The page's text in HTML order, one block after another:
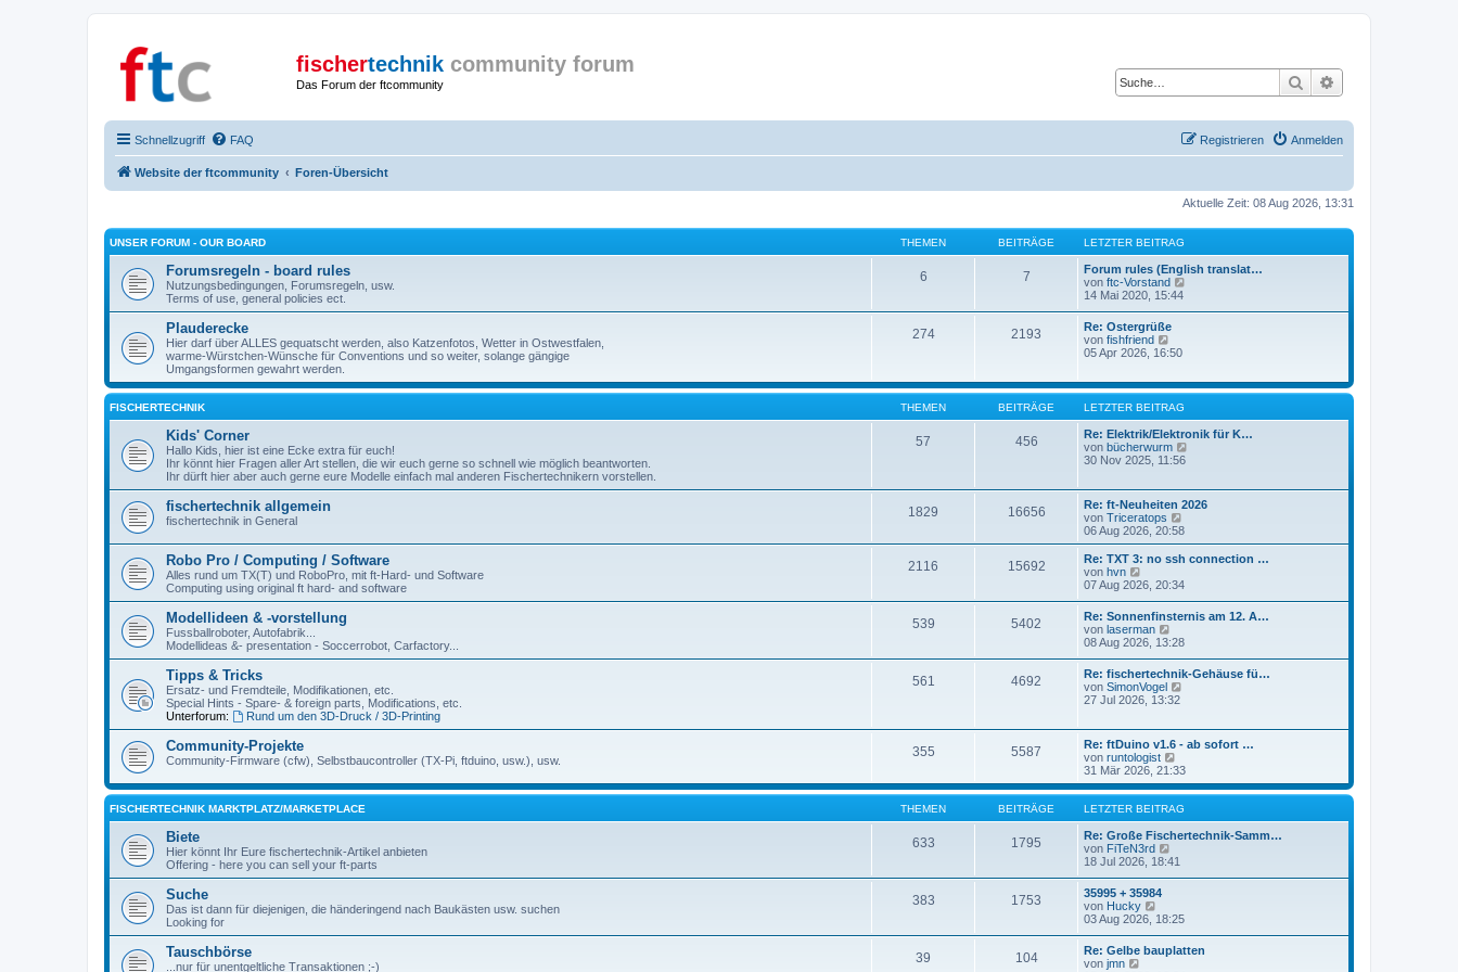
fischertechnik community forum
Das Forum der ftcommunity Suche
Schnellzugriff FAQ Anmelden
Registrieren
Website der ftcommunity Foren-Übersicht
Aktuelle Zeit: 08 Aug 2026, 13:31
UNSER FORUM - OUR BOARD THEMEN BEITRÄGE LETZTER BEITRAG
Forumsregeln - board rules
Nutzungsbedingungen, Forumsregeln, usw.
Terms of use, general policies ect.
6 7
Forum rules (English translat…
von ftc-Vorstand
B
e
t
r
a
14 Mai 2020, 15:44
Plauderecke
Hier darf über ALLES gequatscht werden, also Katzenfotos, Wetter in Ostwestfalen,
warme-Würstchen-Wünsche für Conventions und so weiter, solange gängige
Umgangsformen gewahrt werden.
274 2193
Re: Ostergrüße
von fishfriend
e
s
t
r
B
e
i
r
a
g
05 Apr 2026, 16:50
FISCHERTECHNIK THEMEN BEITRÄGE LETZTER BEITRAG
Kids' Corner
Hallo Kids, hier ist eine Ecke extra für euch!
Ihr könnt hier Fragen aller Art stellen, die wir euch gerne so schnell wie möglich beantworten.
Ihr dürft hier aber auch gerne eure Modelle einfach mal anderen Fischertechnikern vorstellen.
57 456
Re: Elektrik/Elektronik für K…
von bücherwurm
s
t
B
e
r
a
30 Nov 2025, 11:56
fischertechnik allgemein
fischertechnik in General
1829 16656
Re: ft-Neuheiten 2026
von Triceratops
e
u
e
t
r
B
i
t
r
06 Aug 2026, 20:58
Robo Pro / Computing / Software
Alles rund um TX(T) und RoboPro, mit ft-Hard- und Software
Computing using original ft hard- and software
2116 15692
Re: TXT 3: no ssh connection …
von hvn
e
s
t
e
r
B
e
i
r
a
g
07 Aug 2026, 20:34
Modellideen & -vorstellung
Fussballroboter, Autofabrik...
Modellideas &- presentation - Soccerrobot, Carfactory...
539 5402
Re: Sonnenfinsternis am 12. A…
von laserman
e
s
t
e
B
e
i
t
r
a
g
08 Aug 2026, 13:28
Tipps & Tricks
Ersatz- und Fremdteile, Modifikationen, etc.
Special Hints - Spare- & foreign parts, Modifications, etc.
Unterforum:
Rund um den 3D-Druck / 3D-Printing
561 4692
Re: fischertechnik-Gehäuse fü…
von SimonVogel
e
r
B
i
r
27 Jul 2026, 13:32
Community-Projekte
Community-Firmware (cfw), Selbstbaucontroller (TX-Pi, ftduino, usw.), usw.
355 5587
Re: ftDuino v1.6 - ab sofort …
von runtologist
e
u
e
s
t
e
B
r
a
g
31 Mär 2026, 21:33
FISCHERTECHNIK MARKTPLATZ/MARKETPLACE THEMEN BEITRÄGE LETZTER BEITRAG
Biete
Hier könnt Ihr Eure fischertechnik-Artikel anbieten
Offering - here you can sell your ft-parts
633 1795
Re: Große Fischertechnik-Samm…
von FiTeN3rd
e
t
e
r
B
18 Jul 2026, 18:41
Suche
Das ist dann für diejenigen, die händeringend nach Baukästen usw. suchen
Looking for
383 1753
35995 + 35984
von Hucky
e
s
03 Aug 2026, 18:25
Tauschbörse
...nur für unentgeltliche Transaktionen ;-)
39 104
Re: Gelbe bauplatten
von jmn